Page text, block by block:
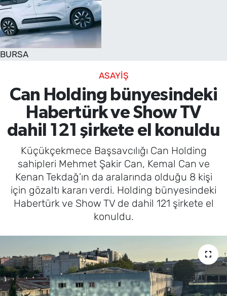
BURSA
ASAYİŞ
Can Holding bünyesindeki
Habertürk ve Show TV
dahil 121 şirkete el konuldu
Küçükçekmece Başsavcılığı Can Holding
sahipleri Mehmet Şakir Can, Kemal Can ve
Kenan Tekdağ’ın da aralarında olduğu 8 kişi
için gözaltı kararı verdi. Holding bünyesindeki
Habertürk ve Show TV de dahil 121 şirkete el
konuldu.
SAĞLIK
TV REHBERİ